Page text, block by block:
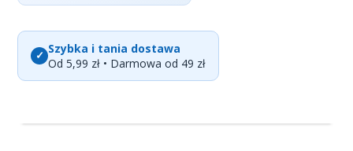
Szybka i tania dostawa
Od 5,99 zł • Darmowa od 49 zł